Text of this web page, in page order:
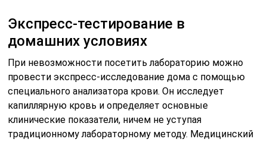
Экспресс-тестирование в
домашних условиях
При невозможности посетить лабораторию можно
провести экспресс-исследование дома с помощью
специального анализатора крови. Он исследует
капиллярную кровь и определяет основные
клинические показатели, ничем не уступая
традиционному лабораторному методу. Медицинский